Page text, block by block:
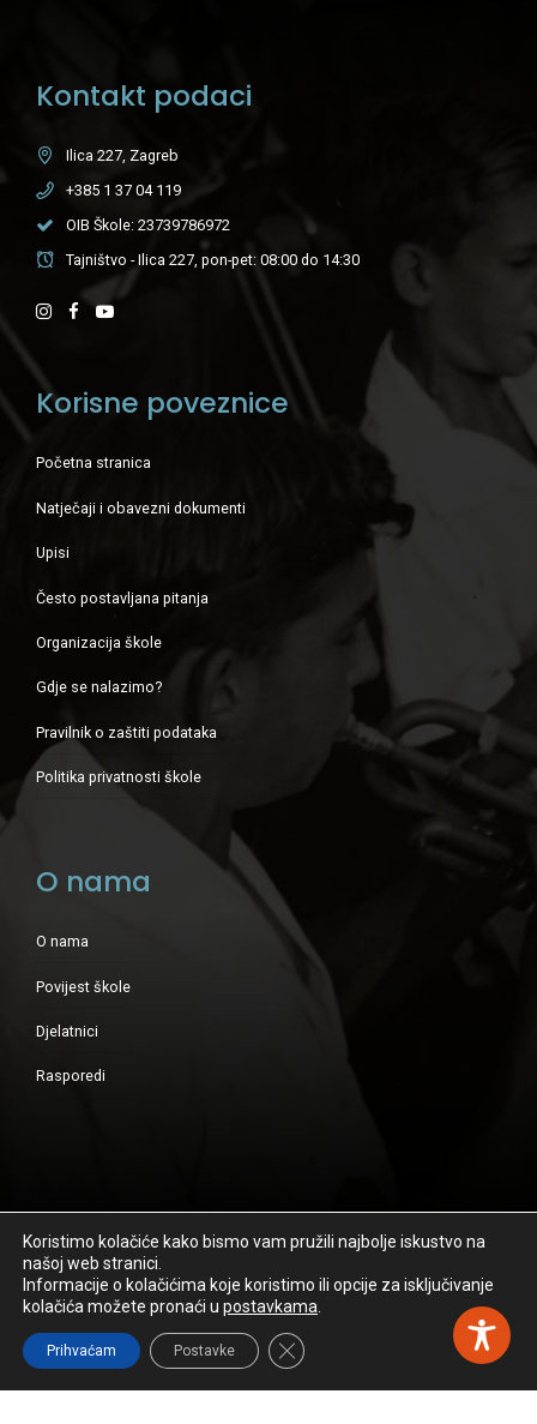
Kontakt podaci
Ilica 227, Zagreb
+385 1 37 04 119
OIB Škole: 23739786972
Tajništvo - Ilica 227, pon-pet: 08:00 do 14:30
Korisne poveznice
Početna stranica
Natječaji i obavezni dokumenti
Upisi
Često postavljana pitanja
Organizacija škole
Gdje se nalazimo?
Pravilnik o zaštiti podataka
Politika privatnosti škole
O nama
O nama
Povijest škole
Djelatnici
Rasporedi
Sva prava pridržana - Osnovna glazbena škola Ivana Zajca -
Zagreb
Izrađeno sa byIDEAWeb
Koristimo kolačiće kako bismo vam pružili najbolje iskustvo na
našoj web stranici.
Informacije o kolačićima koje koristimo ili opcije za isključivanje
kolačića možete pronaći u postavkama
Prihvaćam Postavke Close GDPR Cookie Banner